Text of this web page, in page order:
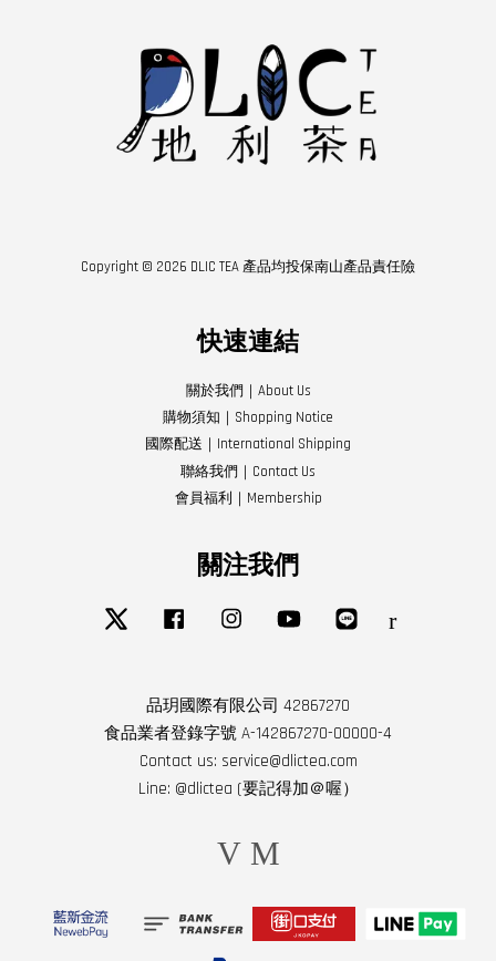
Copyright © 2026 DLIC TEA 產品均投保南山產品責任險
快速連結
關於我們｜About Us
購物須知｜Shopping Notice
國際配送｜International Shipping
聯絡我們｜Contact Us
會員福利｜Membership
關注我們
Twitter Facebook Instagram YouTube RSS
品玥國際有限公司 42867270
食品業者登錄字號 A-142867270-00000-4
Contact us: service@dlictea.com
Line: @dlictea (要記得加＠喔）
Visa